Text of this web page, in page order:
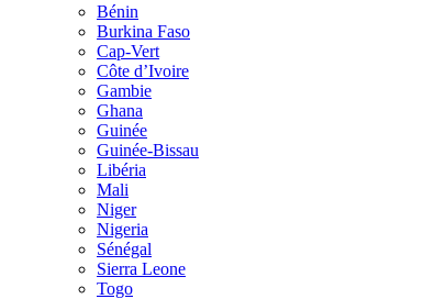
Bénin
Burkina Faso
Cap-Vert
Côte d’Ivoire
Gambie
Ghana
Guinée
Guinée-Bissau
Libéria
Mali
Niger
Nigeria
Sénégal
Sierra Leone
Togo